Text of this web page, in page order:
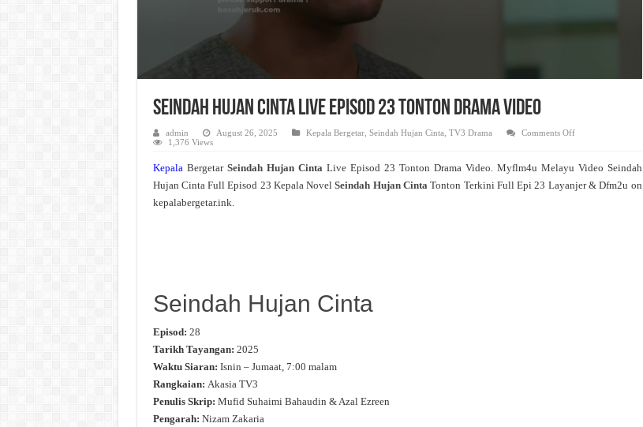
Seindah Hujan Cinta Live Episod 23 Tonton Drama Video
admin August 26, 2025 Kepala Bergetar, Seindah Hujan Cinta TV3 Drama Comments Offon
Live
23
1,376 Views
KepalaBergetar Seindah Hujan Cinta Live Episod 23 Tonton Drama Video. Myflm4u Melayu Video Seindah
Hujan Cinta Full Episod 23 Kepala Novel Seindah Hujan CintaTonton Terkini Full Epi 23 Layanjer & Dfm2u on
kepalabergetar.ink.
Seindah Hujan Cinta
Episod: 28
Tarikh Tayangan: 2025
Waktu Siaran: Isnin – Jumaat, 7:00 malam
Rangkaian: Akasia TV3
Penulis Skrip: Mufid Suhaimi Bahaudin & Azal Ezreen
Pengarah: Nizam Zakaria